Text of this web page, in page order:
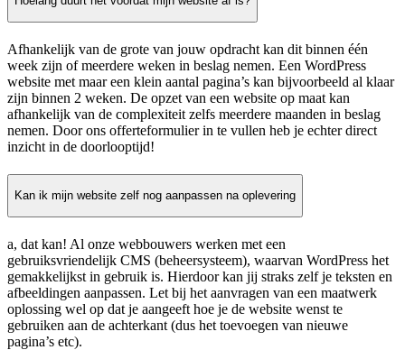
Afhankelijk van de grote van jouw opdracht kan dit binnen één
week zijn of meerdere weken in beslag nemen. Een WordPress
website met maar een klein aantal pagina’s kan bijvoorbeeld al klaar
zijn binnen 2 weken. De opzet van een website op maat kan
afhankelijk van de complexiteit zelfs meerdere maanden in beslag
nemen. Door ons offerteformulier in te vullen heb je echter direct
inzicht in de doorlooptijd!
Kan ik mijn website zelf nog aanpassen na oplevering
a, dat kan! Al onze webbouwers werken met een
gebruiksvriendelijk CMS (beheersysteem), waarvan WordPress het
gemakkelijkst in gebruik is. Hierdoor kan jij straks zelf je teksten en
afbeeldingen aanpassen. Let bij het aanvragen van een maatwerk
oplossing wel op dat je aangeeft hoe je de website wenst te
gebruiken aan de achterkant (dus het toevoegen van nieuwe
pagina’s etc).